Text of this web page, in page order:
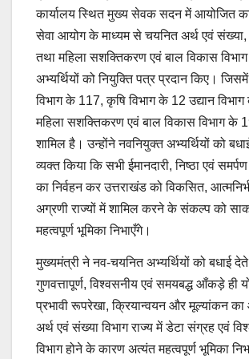
कार्यालय स्थित मुख्य सेवक सदन में आयोजित
सेवा आयोग के माध्यम से चयनित अर्थ एवं संख्या,
तथा महिला सशक्तिकरण एवं बाल विकास
अभ्यर्थियों को नियुक्ति पत्र प्रदान किए।
विभाग के 117, कृषि विभाग के 12 उद्यान
महिला सशक्तिकरण एवं बाल विकास विभाग के
शामिल है। उन्होंने नवनियुक्त अभ्यर्थियों को
व्यक्त किया कि सभी ईमानदारी, निष्ठा एवं
का निर्वहन कर उत्तराखंड को विकसित,
अग्रणी राज्यों में शामिल करने के संकल्प को
महत्वपूर्ण भूमिका निभाएँगे।
मुख्यमंत्री ने नव-चयनित अभ्यर्थियों को बधाई
गुणवत्तापूर्ण, विश्वसनीय एवं समयबद्ध आँकड़े ही
प्रभावी रूपरेखा, क्रियान्वयन और मूल्यांकन
अर्थ एवं संख्या विभाग राज्य में डेटा संग्रह एवं
विभाग होने के कारण अत्यंत महत्वपूर्ण भूमिका